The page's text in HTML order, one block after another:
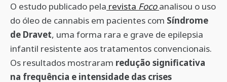
O estudo publicado pela revista Foco analisou o uso
do óleo de cannabis em pacientes com Síndrome
de Dravet, uma forma rara e grave de epilepsia
infantil resistente aos tratamentos convencionais.
Os resultados mostraram redução significativa
na frequência e intensidade das crises